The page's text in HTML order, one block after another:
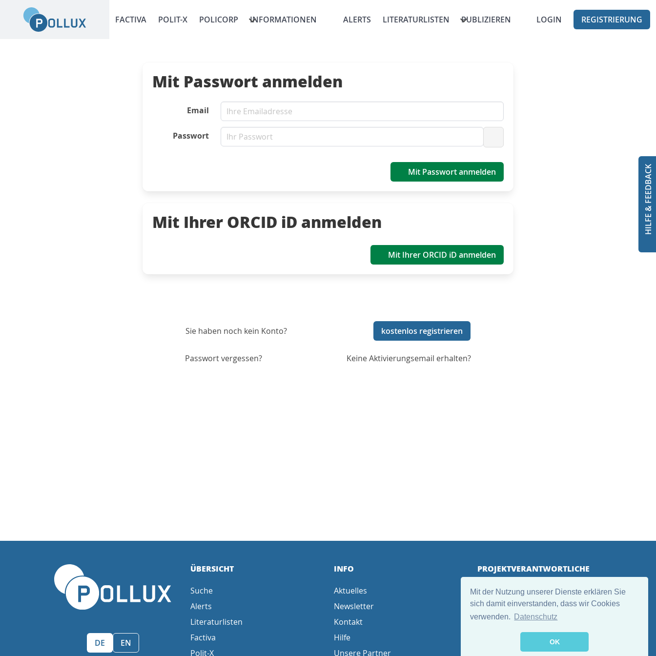
Mit der Nutzung unserer Dienste erklären Sie
sich damit einverstanden, dass wir Cookies
verwenden.
Datenschutz
OK
FACTIVA POLIT-X POLICORP INFORMATIONEN ALERTS LITERATURLISTEN PUBLIZIEREN LOGIN REGISTRIERUNG
HILFE & FEEDBACK
Mit Passwort anmelden
Email
Passwort
Passwort anzeigen
Mit Passwort anmelden
Mit Ihrer ORCID iD anmelden
Mit Ihrer ORCID iD anmelden
Sie haben noch kein Konto? kostenlos registrieren
Passwort vergessen? Keine Aktivierungsemail erhalten?
Sprache wählen/Select language
DE EN
ÜBERSICHT
Suche
Alerts
Literaturlisten
Factiva
Polit-X
INFO
Aktuelles
Newsletter
Kontakt
Hilfe
Unsere Partner
PROJEKTVERANTWORTLICHE